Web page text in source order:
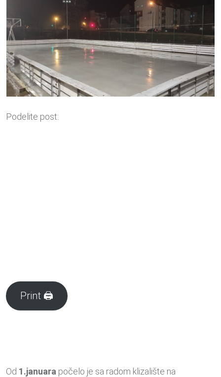
Podelite post:
Print 🖨
Od 1.januara počelo je sa radom klizalište na